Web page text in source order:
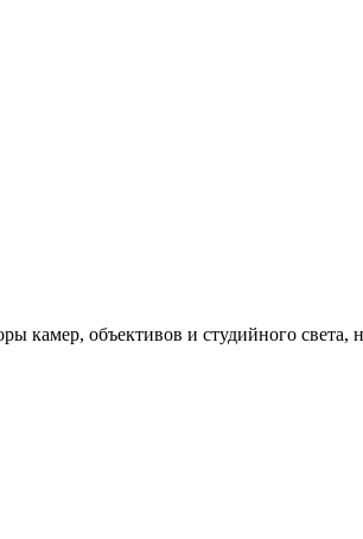
камер, объективов и студийного